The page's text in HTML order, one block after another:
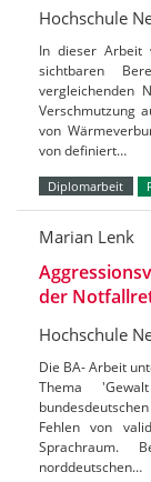
Hochschule
In dieser Arbeit
sichtbaren
vergleichenden
Verschmutzung
von
von definiert…
Diplomarbeit
Marian Lenk
der
Hochschule
Die BA- Arbeit
Thema
Fehlen von
Sprachraum.
norddeutschen…